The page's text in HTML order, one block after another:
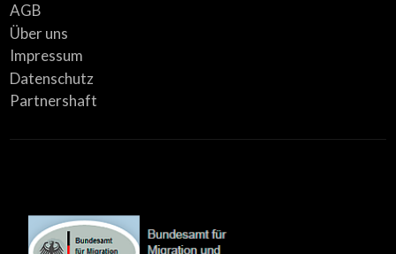
AGB
Über uns
Impressum
Datenschutz
Partnershaft